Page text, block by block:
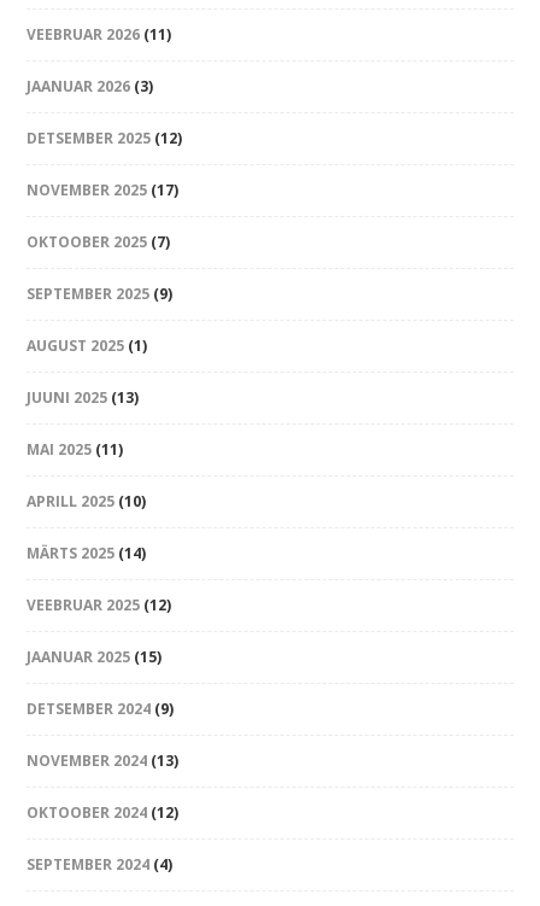
VEEBRUAR 2026 (11)
JAANUAR 2026 (3)
DETSEMBER 2025 (12)
NOVEMBER 2025 (17)
OKTOOBER 2025 (7)
SEPTEMBER 2025 (9)
AUGUST 2025 (1)
JUUNI 2025 (13)
MAI 2025 (11)
APRILL 2025 (10)
MÄRTS 2025 (14)
VEEBRUAR 2025 (12)
JAANUAR 2025 (15)
DETSEMBER 2024 (9)
NOVEMBER 2024 (13)
OKTOOBER 2024 (12)
SEPTEMBER 2024 (4)